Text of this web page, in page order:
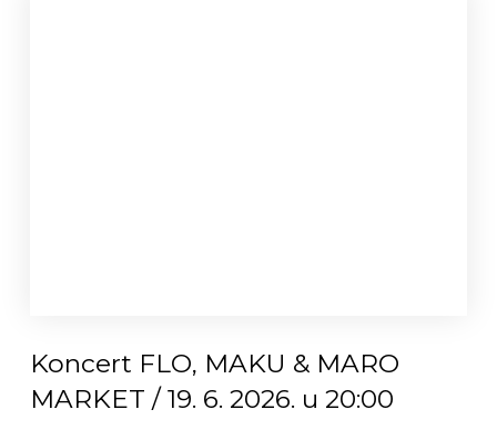
Koncert FLO, MAKU & MARO
MARKET / 19. 6. 2026. u 20:00